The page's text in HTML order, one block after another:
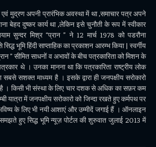
मुद्रण अपनी प्रारंभिक अवस्था में था ,समाचार पत्र अपने
बेहद दुष्कर कार्य था ,लेकिन इसे चुनौती के रूप में स्वीकार
सुन्दर मिश्र “प्रान ” ने 12 मार्च 1978 को पडरौना
भूमि हिंदी साप्ताहिक का प्रकाशन आरम्भ किया | स्वर्गीय
” सीमित साधनों व अभावों के बीच पत्रकारिता को मिशन के
थे । उनका मानना था कि पत्रकारिता राष्ट्रीय लोक
सबसे सशक्त माध्यम है । इसके द्वारा ही जनपक्षीय सरोकारो
है । किसी भी संस्था के लिए चार दशक से अधिक का सफ़र कम
यात्रा में जनपक्षीय सरोकारो को जिन्दा रखते हुए कर्मपथ पर
के लिए भी नयी आशाएं और उम्मीदें जगाई हैं । ऑनलाइन
समझते हुए सिद्ध भूमि न्यूज़ पोर्टल की शुरुवात जुलाई 2013 में